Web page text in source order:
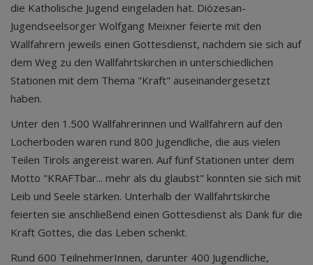
die Katholische Jugend eingeladen hat. Diözesan-
Jugendseelsorger Wolfgang Meixner feierte mit den
Wallfahrern jeweils einen Gottesdienst, nachdem sie sich auf
dem Weg zu den Wallfahrtskirchen in unterschiedlichen
Stationen mit dem Thema "Kraft" auseinandergesetzt
haben.
Unter den 1.500 Wallfahrerinnen und Wallfahrern auf den
Locherboden waren rund 800 Jugendliche, die aus vielen
Teilen Tirols angereist waren. Auf fünf Stationen unter dem
Motto "KRAFTbar... mehr als du glaubst" konnten sie sich mit
Leib und Seele stärken. Unterhalb der Wallfahrtskirche
feierten sie anschließend einen Gottesdienst als Dank für die
Kraft Gottes, die das Leben schenkt.
Rund 600 TeilnehmerInnen, darunter 400 Jugendliche,